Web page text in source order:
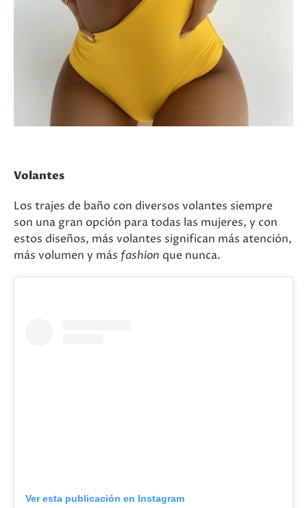
Volantes
Los trajes de baño con diversos volantes siempre
son una gran opción para todas las mujeres, y con
estos diseños, más volantes significan más atención,
más volumen y más fashion que nunca.
Ver esta publicación en Instagram